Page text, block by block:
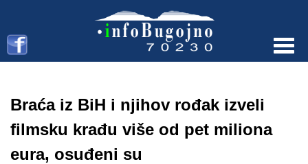
Braća iz BiH i njihov rođak izveli
filmsku krađu više od pet miliona
eura, osuđeni su